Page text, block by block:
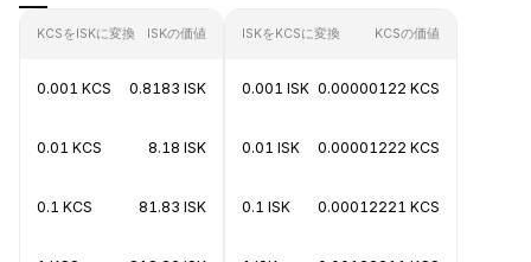
KCSをISKに変換 ISKの価値
0.001 KCS 0.8183 ISK
0.01 KCS 8.18 ISK
0.1 KCS 81.83 ISK
ISKをKCSに変換 KCSの価値
0.001 ISK 0.00000122 KCS
0.01 ISK 0.00001222 KCS
0.1 ISK 0.00012221 KCS